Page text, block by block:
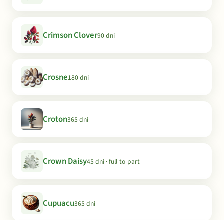
Crimson Clover90 dní
Crosne180 dní
Croton365 dní
Crown Daisy45 dní · full-to-part
Cupuacu365 dní